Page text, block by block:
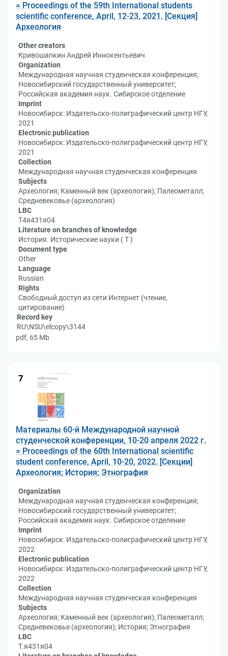
= Proceedings of the 59th International students
scientific conference, April, 12-23, 2021. [Секция]
Археология
Other creators
Кривошапкин Андрей Иннокентьевич
Organization
Международная научная студенческая конференция;
Новосибирский государственный университет;
Российская академия наук. Сибирское отделение
Imprint
Новосибирск: Издательско-полиграфический центр НГУ,
2021
Electronic publication
Новосибирск: Издательско-полиграфический центр НГУ,
2021
Collection
Международная научная студенческая конференция
Subjects
Археология; Каменный век (археология); Палеометалл;
Средневековье (археология)
LBC
Т4я431я04
Literature on branches of knowledge
История. Исторические науки ( Т )
Document type
Other
Language
Russian
Rights
Свободный доступ из сети Интернет (чтение,
цитирование)
Record key
RU\NSU\elcopy\3144
pdf, 65 Mb
7
Материалы 60-й Международной научной
студенческой конференции, 10-20 апреля 2022 г.
= Proceedings of the 60th International scientific
student conference, April, 10-20, 2022. [Секции]
Археология; История; Этнография
Organization
Международная научная студенческая конференция;
Новосибирский государственный университет;
Российская академия наук. Сибирское отделение
Imprint
Новосибирск: Издательско-полиграфический центр НГУ,
2022
Electronic publication
Новосибирск: Издательско-полиграфический центр НГУ,
2022
Collection
Международная научная студенческая конференция
Subjects
Археология; Каменный век (археология); Палеометалл;
Средневековье (археология); История; Этнография
LBC
Т.я431я04